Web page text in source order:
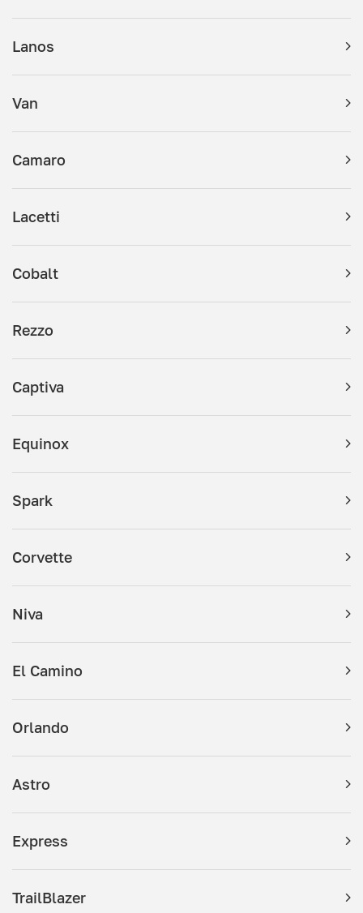
Lanos
Van
Camaro
Lacetti
Cobalt
Rezzo
Captiva
Equinox
Spark
Corvette
Niva
El Camino
Orlando
Astro
Express
TrailBlazer